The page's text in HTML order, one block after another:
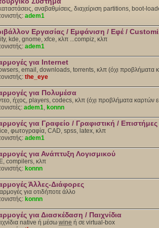
αναβαθμίσεις, διαχείριση partitions, boot-
adem1
Εργασίας / Εμφάνιση / Εφέ /
kde, gnome, xfce, κλπ ...compiz, κλπ
adem1
για Internet
email, downloads, torrents, κλπ (όχι προβλήματα
the_eye
για Πολυμέσα
ήχος, players, codecs, κλπ (όχι προβλήματα καρτών
adem1 konnn
για Γραφείο / Γραφιστική / Επιστήμες
φωτογραφία, CAD, spss, latex, κλπ
adem1
για Ανάπτυξη Λογισμικού
compilers, κλπ
konnn
Άλλες-Διάφορες
για οτιδήποτε άλλο
konnn
για Διασκέδαση / Παιχνίδια
native ή μέσω wine ή σε virtual-box